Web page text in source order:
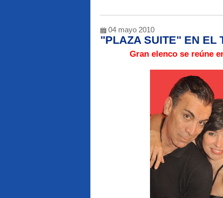
04 mayo 2010
"PLAZA SUITE" EN EL
Gran elenco se reúne